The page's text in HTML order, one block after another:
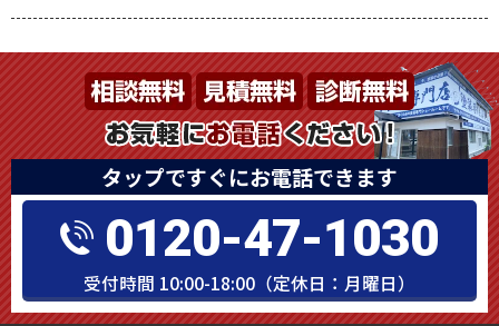
タップですぐにお電話できます
0120-47-1030
受付時間 10:00-18:00（定休日：月曜日）